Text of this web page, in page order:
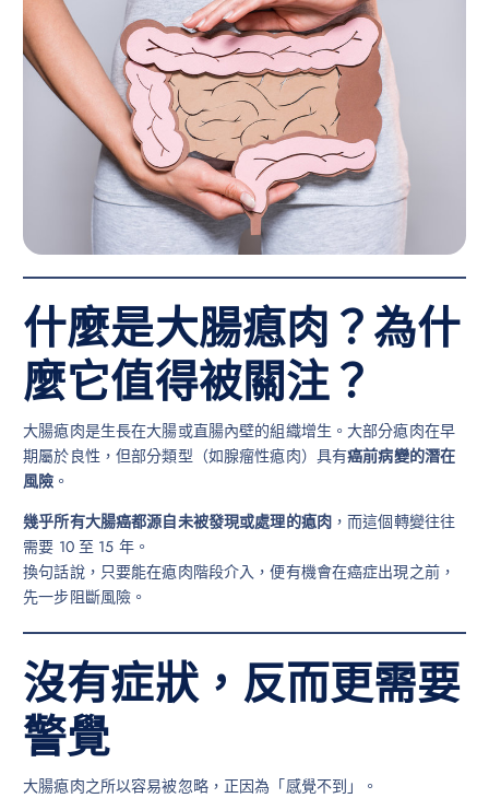
什麼是大腸瘜肉？為什
麼它值得被關注？
大腸瘜肉是生長在大腸或直腸內壁的組織增生。大部分瘜肉在早
期屬於良性，但部分類型（如腺瘤性瘜肉）具有癌前病變的潛在
風險 。
幾乎所有大腸癌都源自未被發現或處理的瘜肉，而這個轉變往往
需要 10 至 15 年。
換句話說，只要能在瘜肉階段介入，便有機會在癌症出現之前，
先一步阻斷風險。
沒有症狀，反而更需要
警覺
大腸瘜肉之所以容易被忽略，正因為「感覺不到」。